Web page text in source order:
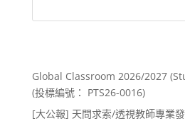
Global Classroom 2026/2027
(投標編號： PTS26-0016)
[大公報] 天問求索/透視教師專業